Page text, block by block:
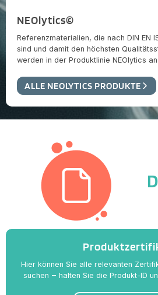
NEOlytics©
Referenzmaterialien, die nach DIN EN
sind und damit den höchsten
werden in der Produktlinie NEOlytics
ALLE NEOLYTICS PRODUKTE
Hier können Sie alle relevanten
suchen ‒ halten Sie die Produkt-ID